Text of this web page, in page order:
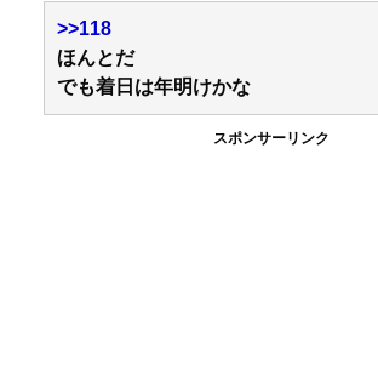
>>118
ほんとだ
でも着日は年明けかな
スポンサーリンク